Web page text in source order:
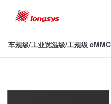
车规级/工业宽温级/工规级 eMMC